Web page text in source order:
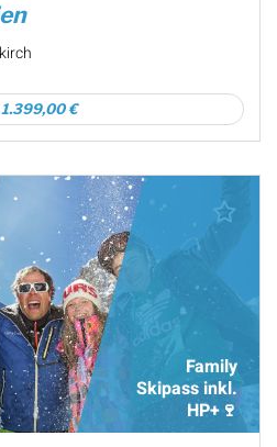
1.399,00 €
Family
Skipass inkl.
HP+🍷